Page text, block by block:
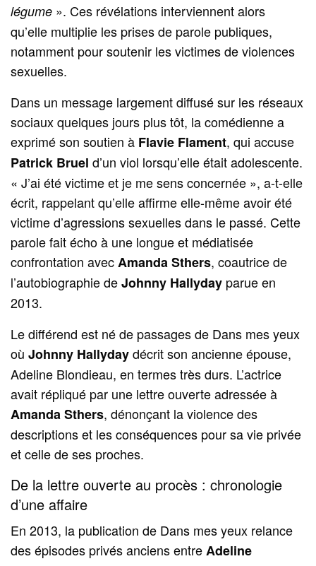
légume ». Ces révélations interviennent alors
qu’elle multiplie les prises de parole publiques,
notamment pour soutenir les victimes de violences
sexuelles.
Dans un message largement diffusé sur les réseaux
sociaux quelques jours plus tôt, la comédienne a
exprimé son soutien à Flavie Flament, qui accuse
Patrick Bruel d’un viol lorsqu’elle était adolescente.
« J’ai été victime et je me sens concernée », a-t-elle
écrit, rappelant qu’elle affirme elle-même avoir été
victime d’agressions sexuelles dans le passé. Cette
parole fait écho à une longue et médiatisée
confrontation avecAmanda Sthers, coautrice de
l’autobiographie deJohnny Hallyday parue en
2013.
Le différend est né de passages de Dans mes yeux
oùJohnny Hallydaydécrit son ancienne épouse,
Adeline Blondieau, en termes très durs. L’actrice
avait répliqué par une lettre ouverte adressée à
Amanda Sthers, dénonçant la violence des
descriptions et les conséquences pour sa vie privée
et celle de ses proches.
De la lettre ouverte au procès : chronologie
d’une affaire
En 2013, la publication de Dans mes yeux relance
des épisodes privés anciens entreAdeline